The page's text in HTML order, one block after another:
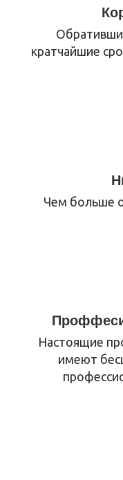
кратчайшие
Чем больше
Настоящие
имеют